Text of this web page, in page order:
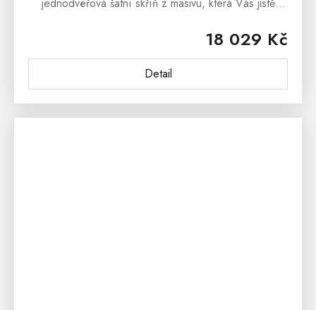
18 029 Kč
Detail
Tato moderní šatní skříň...